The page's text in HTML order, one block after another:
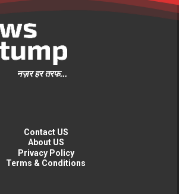
नज़र हर तरफ...
Contact US
About US
Privacy Policy
Terms & Conditions